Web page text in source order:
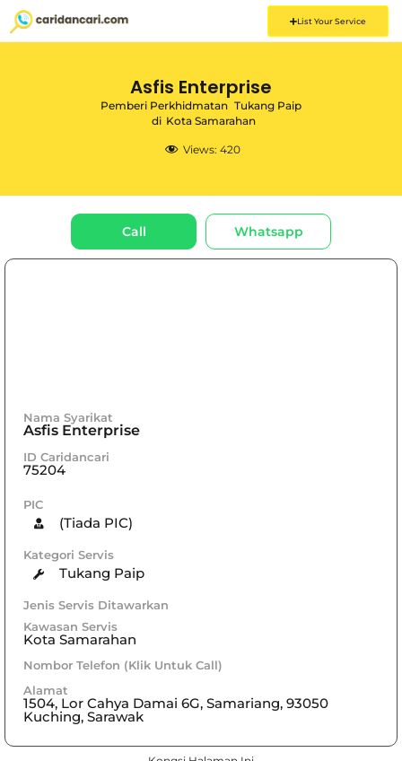
List Your Service
Asfis Enterprise
Pemberi Perkhidmatan Tukang Paip
di Kota Samarahan
Views: 420
Call Whatsapp
Nama Syarikat
Asfis Enterprise
ID Caridancari
75204
PIC
(Tiada PIC)
Kategori Servis
Tukang Paip
Jenis Servis Ditawarkan
Kawasan Servis
Kota Samarahan
Nombor Telefon (Klik Untuk Call)
Alamat
1504, Lor Cahya Damai 6G, Samariang, 93050
Kuching, Sarawak